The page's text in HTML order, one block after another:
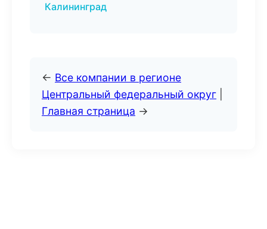
Калининград
← Все компании в регионе
Центральный федеральный округ
Главная страница →